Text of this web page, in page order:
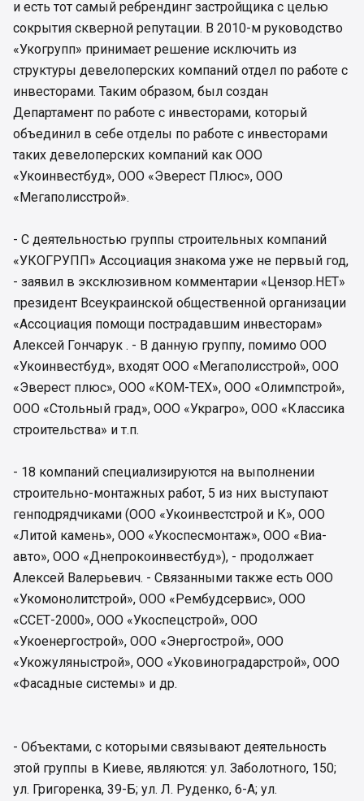
и есть тот самый ребрендинг застройщика с целью
сокрытия скверной репутации. В 2010-м руководство
«Укогрупп» принимает решение исключить из
структуры девелоперских компаний отдел по работе с
инвесторами. Таким образом, был создан
Департамент по работе с инвесторами, который
объединил в себе отделы по работе с инвесторами
таких девелоперских компаний как ООО
«Укоинвестбуд», ООО «Эверест Плюс», ООО
«Мегаполисстрой».
- С деятельностью группы строительных компаний
«УКОГРУПП» Ассоциация знакома уже не первый год,
- заявил в эксклюзивном комментарии «Цензор.НЕТ»
президент Всеукраинской общественной организации
«Ассоциация помощи пострадавшим инвесторам»
Алексей Гончарук . - В данную группу, помимо ООО
«Укоинвестбуд», входят ООО «Мегаполисстрой», ООО
«Эверест плюс», ООО «КОМ-ТЕХ», ООО «Олимпстрой»,
ООО «Стольный град», ООО «Украгро», ООО «Классика
строительства» и т.п.
- 18 компаний специализируются на выполнении
строительно-монтажных работ, 5 из них выступают
генподрядчиками (ООО «Укоинвестстрой и К», ООО
«Литой камень», ООО «Укоспесмонтаж», ООО «Виа-
авто», ООО «Днепрокоинвестбуд»), - продолжает
Алексей Валерьевич. - Связанными также есть ООО
«Укомонолитстрой», ООО «Рембудсервис», ООО
«ССЕТ-2000», ООО «Укоспецстрой», ООО
«Укоенергострой», ООО «Энергострой», ООО
«Укожуляныстрой», ООО «Уковиноградарстрой», ООО
«Фасадные системы» и др.
- Объектами, с которыми связывают деятельность
этой группы в Киеве, являются: ул. Заболотного, 150;
ул. Григоренка, 39-Б; ул. Л. Руденко, 6-А; ул.